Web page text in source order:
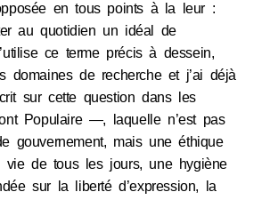
en tous points à la leur :
au quotidien un idéal de
ce terme précis à dessein,
domaines de recherche et j’ai déjà
sur cette question dans les
Populaire —, laquelle n’est pas
gouvernement, mais une éthique
vie de tous les jours, une hygiène
sur la liberté d’expression, la